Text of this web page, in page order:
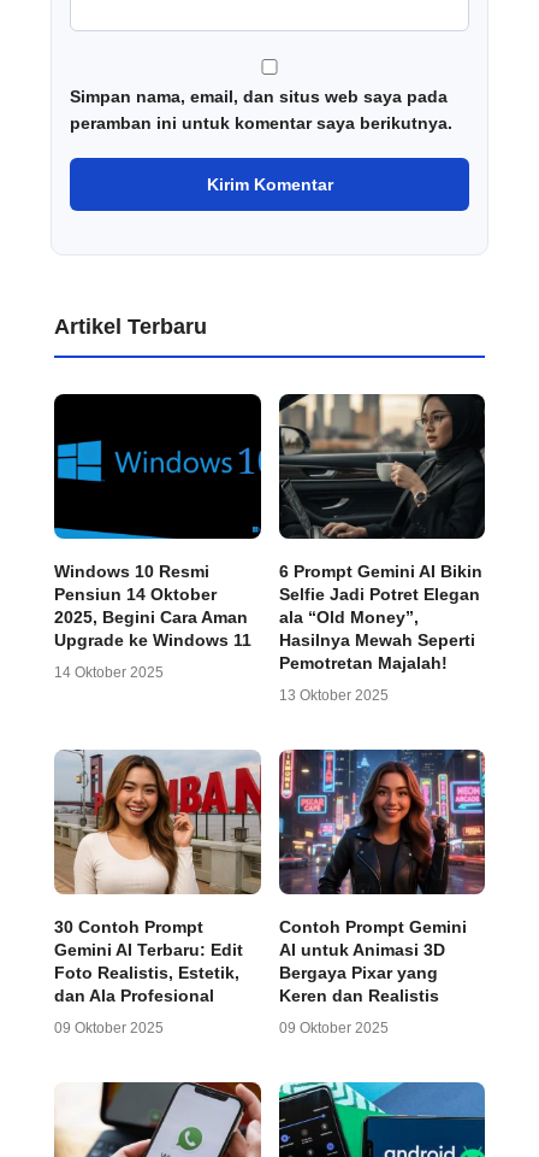
Simpan nama, email, dan situs web saya pada
peramban ini untuk komentar saya berikutnya.
Artikel Terbaru
Windows 10 Resmi
Pensiun 14 Oktober
2025, Begini Cara Aman
Upgrade ke Windows 11
14 Oktober 2025
6 Prompt Gemini AI Bikin
Selfie Jadi Potret Elegan
ala “Old Money”,
Hasilnya Mewah Seperti
Pemotretan Majalah!
13 Oktober 2025
30 Contoh Prompt
Gemini AI Terbaru: Edit
Foto Realistis, Estetik,
dan Ala Profesional
09 Oktober 2025
Contoh Prompt Gemini
AI untuk Animasi 3D
Bergaya Pixar yang
Keren dan Realistis
09 Oktober 2025